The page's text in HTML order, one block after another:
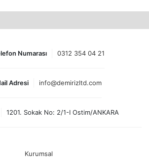
Numarası 0312 354 04 21
Adresi info@demirizltd.com
1201. Sokak No: 2/1-I Ostim/ANKARA
Kurumsal